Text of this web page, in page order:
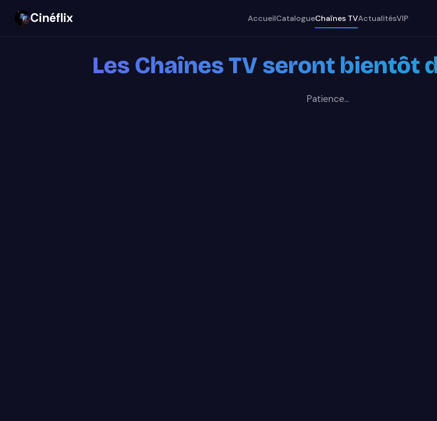
Cinéflix AccueilCatalogueChaînes TVActualitésVIP
Les Chaînes TV seront bientôt
Patience...